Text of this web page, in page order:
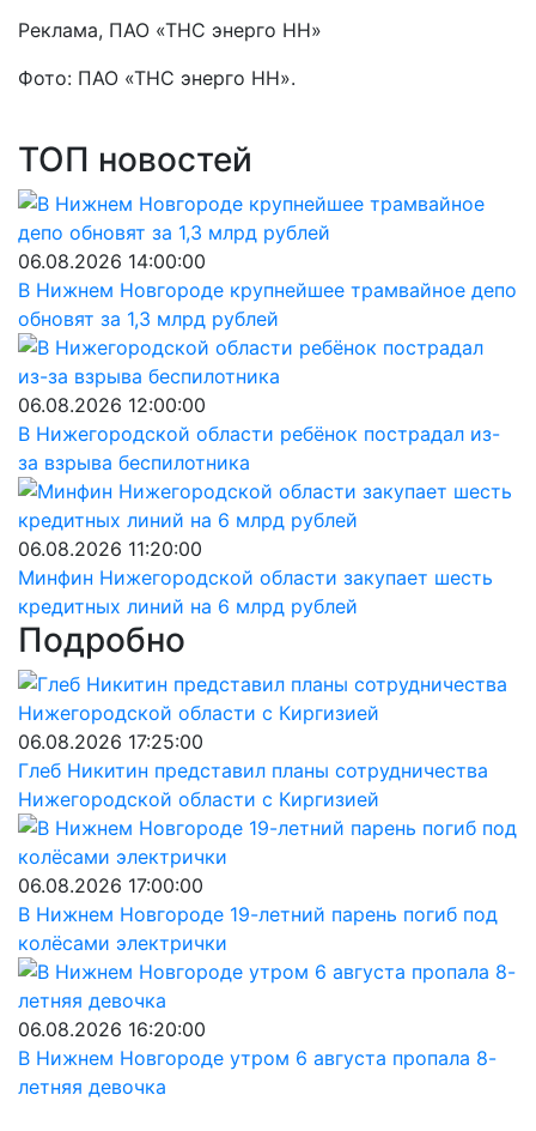
Реклама, ПАО «ТНС энерго НН»
Фото: ПАО «ТНС энерго НН».
ТОП новостей
06.08.2026 14:00:00
В Нижнем Новгороде крупнейшее трамвайное депо
обновят за 1,3 млрд рублей
06.08.2026 12:00:00
В Нижегородской области ребёнок пострадал из-
за взрыва беспилотника
06.08.2026 11:20:00
Минфин Нижегородской области закупает шесть
кредитных линий на 6 млрд рублей
Подробно
06.08.2026 17:25:00
Глеб Никитин представил планы сотрудничества
Нижегородской области с Киргизией
06.08.2026 17:00:00
В Нижнем Новгороде 19-летний парень погиб под
колёсами электрички
06.08.2026 16:20:00
В Нижнем Новгороде утром 6 августа пропала 8-
летняя девочка